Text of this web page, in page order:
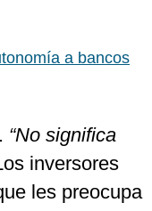
a bancos
“No significa
inversores
les preocupa